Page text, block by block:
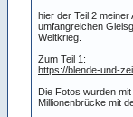
hier der Teil 2
umfangreichen
Weltkrieg.
Zum Teil 1:
https://blende-und-
Die Fotos wurden
Millionenbrücke mit